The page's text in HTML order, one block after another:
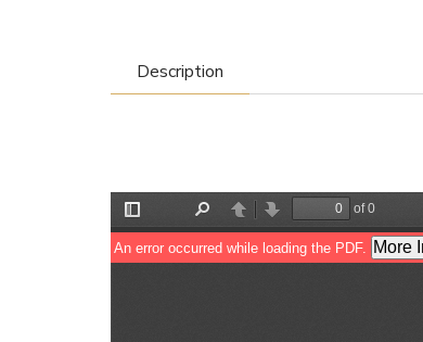
Description